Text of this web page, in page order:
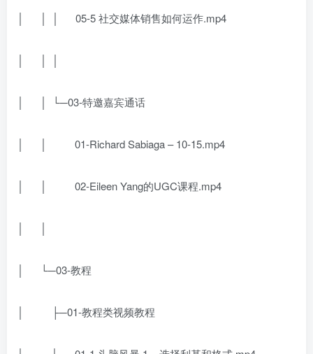
│ │ │ 05-5 社交媒体销售如何运作.mp4
│ │ └─03-特邀嘉宾通话
│ │ 01-Richard Sabiaga – 10-15.mp4
│ │ 02-Eileen Yang的UGC课程.mp4
│ └─03-教程
│ ├─01-教程类视频教程